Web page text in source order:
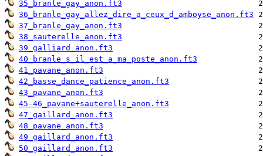
35_branle_gay_anon.ft3
36_branle_gay_allez_dire_a_ceux_d_amboyse_anon.ft3
37_branle_gay_anon.ft3
38_sauterelle_anon.ft3
39_galliard_anon.ft3
40_branle_s_il_est_a_ma_poste_anon.ft3
41_pavane_anon.ft3
42_basse_dance_patience_anon.ft3
43_pavane_anon.ft3
45-46_pavane+sauterelle_anon.ft3
47_gaillard_anon.ft3
48_pavane_anon.ft3
49_gaillard_anon.ft3
50_gaillard_anon.ft3